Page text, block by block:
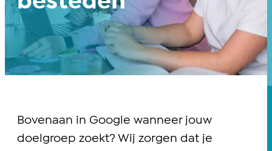
Bovenaan in Google wanneer jouw
doelgroep zoekt? Wij zorgen dat je